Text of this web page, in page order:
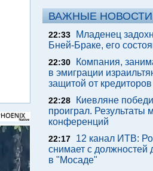
ВАЖНЫЕ НОВОСТИ
22:33
Младенец
Бней-Браке, его
22:30
Компания,
в эмиграции
защитой от кредиторов
22:28
Киевляне
проиграл. Результаты
конференций
22:17
12 канал ИТВ:
снимает с должностей
в "Мосаде"